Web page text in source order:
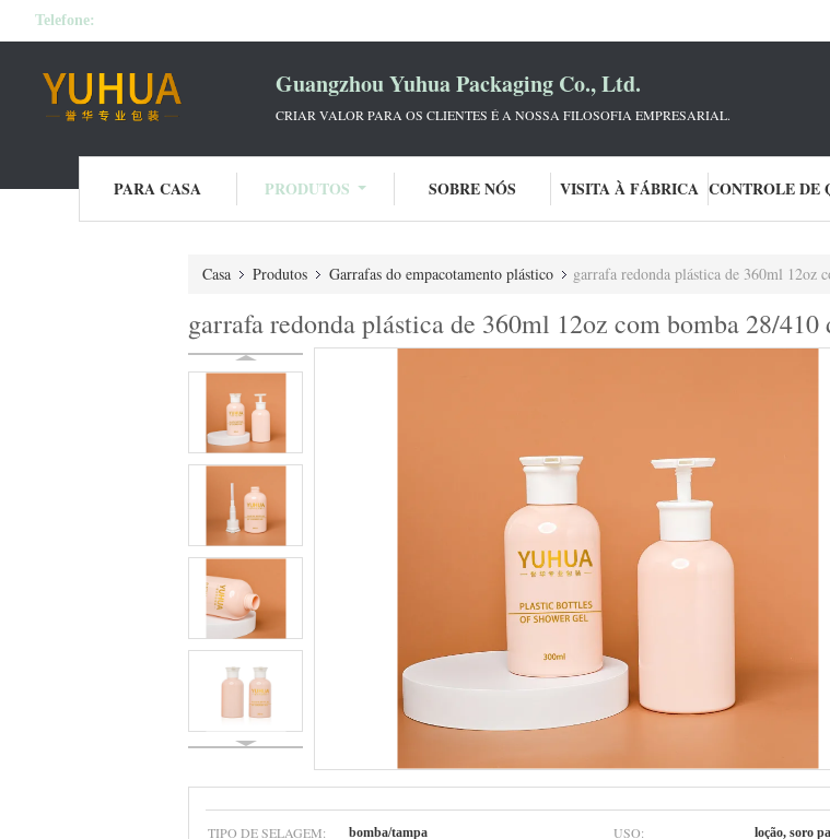
Telefone:
Guangzhou Yuhua Packaging Co., Ltd.
CRIAR VALOR PARA OS CLIENTES É A NOSSA FILOSOFIA EMPRESARIAL.
PARA CASA PRODUTOS SOBRE NÓS VISITA À FÁBRICA
Casa Produtos Garrafas do empacotamento plástico garrafa redonda plástica de 360ml 12oz
garrafa redonda plástica de 360ml 12oz com bomba 28/410
TIPO DE SELAGEM: bomba/tampa USO: loção, soro